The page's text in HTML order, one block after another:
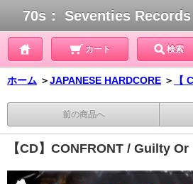
70s： Seventies
カート 検索
ホーム ＞JAPANESE HARDCORE ＞ 【
前の商品へ
【CD】CONFRONT / Guilty